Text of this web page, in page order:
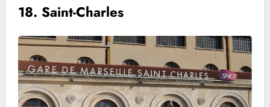
18. Saint-Charles